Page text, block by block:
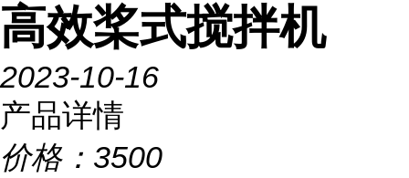
高效桨式搅拌机
2023-10-16
产品详情
价格： 3500